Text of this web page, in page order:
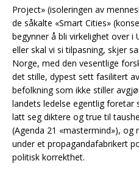
Project» (isoleringen av
de såkalte «Smart Cities»
begynner å bli virkelighet over i
eller skal vi si tilpasning, skjer
Norge, med den vesentlige
det stille, dypest sett fasilitert
befolkning som ikke stiller
landets ledelse egentlig foretar
latt seg diktere og true til
(Agenda 21 «mastermind»),
under et propagandafabrikert
politisk korrekthet.